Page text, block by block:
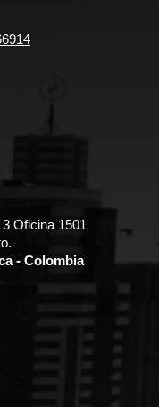
Oficina 1501
- Colombia